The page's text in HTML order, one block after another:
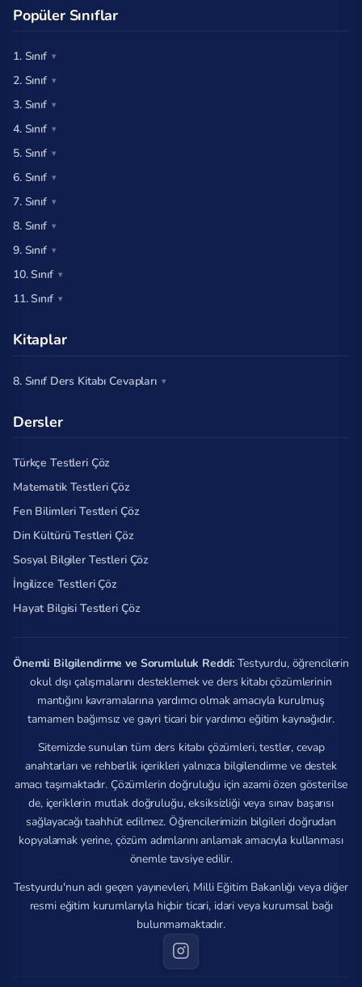
Popüler Sınıflar
1. Sınıf
2. Sınıf
3. Sınıf
4. Sınıf
5. Sınıf
6. Sınıf
7. Sınıf
8. Sınıf
9. Sınıf
10. Sınıf
11. Sınıf
Kitaplar
8. Sınıf Ders Kitabı Cevapları
Dersler
Türkçe Testleri Çöz
Matematik Testleri Çöz
Fen Bilimleri Testleri Çöz
Din Kültürü Testleri Çöz
Sosyal Bilgiler Testleri Çöz
İngilizce Testleri Çöz
Hayat Bilgisi Testleri Çöz
Önemli Bilgilendirme ve Sorumluluk Reddi: Testyurdu, öğrencilerin
okul dışı çalışmalarını desteklemek ve ders kitabı çözümlerinin
mantığını kavramalarına yardımcı olmak amacıyla kurulmuş
tamamen bağımsız ve gayri ticari bir yardımcı eğitim kaynağıdır.
Sitemizde sunulan tüm ders kitabı çözümleri, testler, cevap
anahtarları ve rehberlik içerikleri yalnızca bilgilendirme ve destek
amacı taşımaktadır. Çözümlerin doğruluğu için azami özen gösterilse
de, içeriklerin mutlak doğruluğu, eksiksizliği veya sınav başarısı
sağlayacağı taahhüt edilmez. Öğrencilerimizin bilgileri doğrudan
kopyalamak yerine, çözüm adımlarını anlamak amacıyla kullanması
önemle tavsiye edilir.
Testyurdu'nun adı geçen yayınevleri, Milli Eğitim Bakanlığı veya diğer
resmi eğitim kurumlarıyla hiçbir ticari, idari veya kurumsal bağı
bulunmamaktadır.